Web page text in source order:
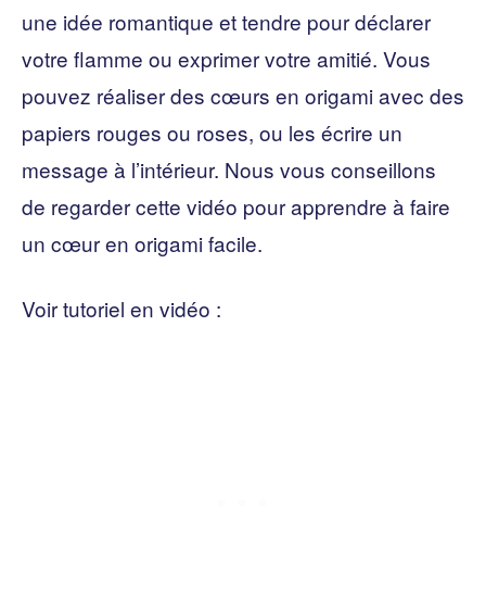
une idée romantique et tendre pour déclarer
votre flamme ou exprimer votre amitié. Vous
pouvez réaliser des cœurs en origami avec des
papiers rouges ou roses, ou les écrire un
message à l’intérieur. Nous vous conseillons
de regarder cette vidéo pour apprendre à faire
un cœur en origami facile.
Voir tutoriel en vidéo :